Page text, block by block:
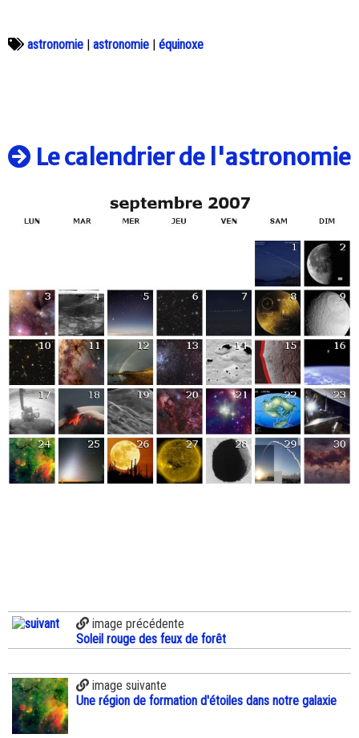
astronomie | astronomie | équinoxe
Le calendrier de l'astronomie
image précédente
Soleil rouge des feux de forêt
image suivante
Une région de formation d'étoiles dans notre galaxie